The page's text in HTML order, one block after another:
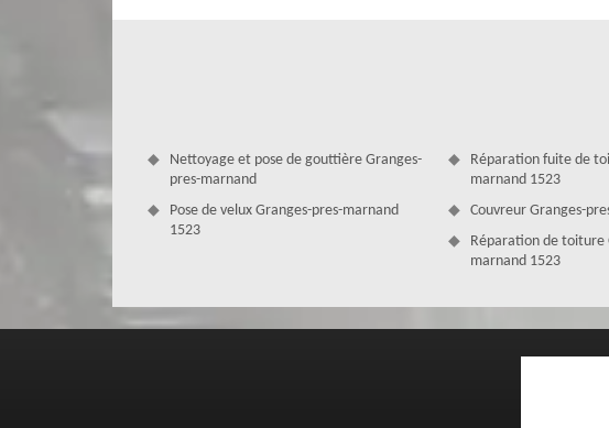
pour vous fournir un devis précis et compétitif pour la rénovation de votre
Nettoyage et pose de gouttière Granges-
pres-marnand
Pose de velux Granges-pres-marnand
1523
Réparation fuite de
marnand 1523
Couvreur Granges-
Réparation de toiture
marnand 1523